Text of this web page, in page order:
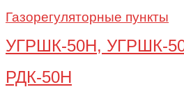
Газорегуляторные пункты
УГРШК-50Н, УГРШК-
РДК-50Н